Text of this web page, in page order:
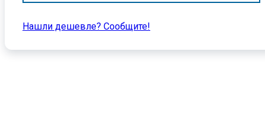
Нашли дешевле? Cообщите!